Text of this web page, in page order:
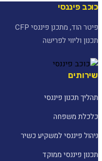
כוכב פיננסי
פיטר הוד, מתכנן פיננסי CFP
תכנון וליווי לפרישה
שירותים
תהליך תכנון פיננסי
כלכלת משפחה
ניהול פיננסי למשקיע כשיר
תכנון פיננסי ממוקד